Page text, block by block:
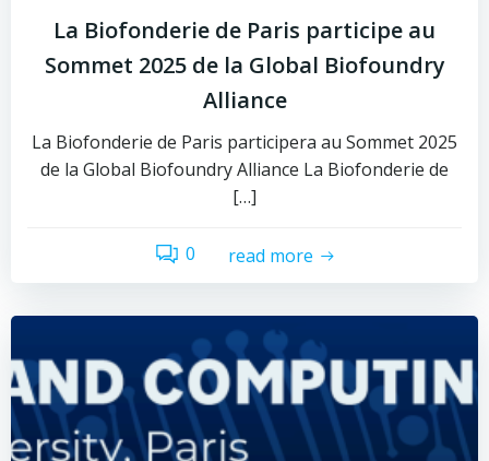
La Biofonderie de Paris participe au
Sommet 2025 de la Global Biofoundry
Alliance
La Biofonderie de Paris participera au Sommet 2025
de la Global Biofoundry Alliance La Biofonderie de
[…]
0 read more